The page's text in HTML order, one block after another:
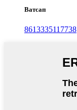
Ватсап
8613335117738